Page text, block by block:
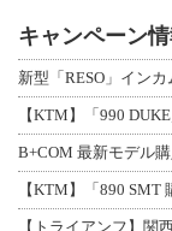
キャンペーン
【KTM】「990
【KTM】「890